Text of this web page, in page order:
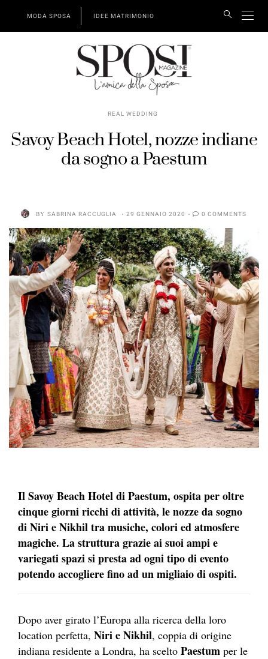
MODA SPOSA IDEE MATRIMONIO
REAL WEDDING
Savoy Beach Hotel, nozze indiane
da sogno a Paestum
BY SABRINA RACCUGLIA 29 GENNAIO 2020 0 COMMENTS
Il Savoy Beach Hotel di Paestum, ospita per oltre
cinque giorni ricchi di attività, le nozze da sogno
di Niri e Nikhil tra musiche, colori ed atmosfere
magiche. La struttura grazie ai suoi ampi e
variegati spazi si presta ad ogni tipo di evento
potendo accogliere fino ad un migliaio di ospiti.
Dopo aver girato l’Europa alla ricerca della loro
location perfetta, Niri e Nikhil, coppia di origine
indiana residente a Londra, ha scelto Paestum per le